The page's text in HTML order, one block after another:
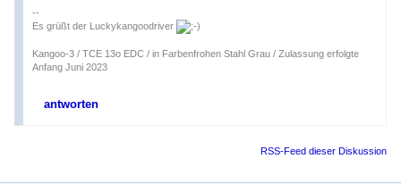
--
Es grüßt der Luckykangoodriver
Kangoo-3 / TCE 13o EDC / in Farbenfrohen Stahl Grau / Zulassung erfolgte
Anfang Juni 2023
antworten
RSS-Feed dieser Diskussion